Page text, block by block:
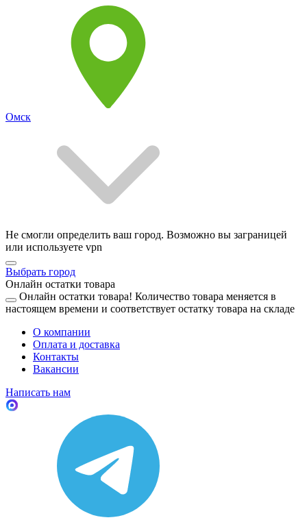
Омск
Не смогли определить ваш город. Возможно вы заграницей
или используете vpn
Выбрать город
Онлайн остатки товара
Онлайн остатки товара! Количество товара меняется в
настоящем времени и соответствует остатку товара на складе
О компании
Оплата и доставка
Контакты
Вакансии
Написать нам